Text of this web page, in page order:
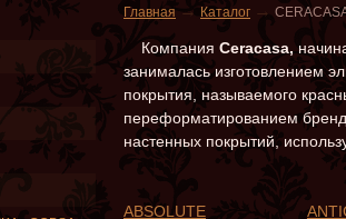
Главная → Каталог →
Компания Ceracasa,
занималась изготовлением
покрытия, называемого
переформатированием
настенных покрытий,
ABSOLUTE